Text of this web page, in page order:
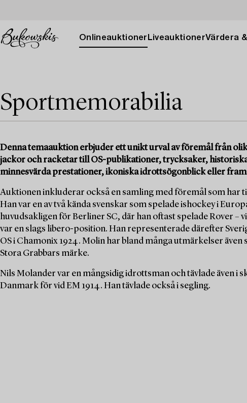
Onlineauktioner LiveauktionerVärdera
Sportmemorabilia
Denna temaauktion erbjuder ett unikt urval av föremål från
jackor och racketar till OS-publikationer, trycksaker,
minnesvärda prestationer, ikoniska idrottsögonblick eller
Auktionen inkluderar också en samling med föremål som har
Han var en av två kända svenskar som spelade ishockey i
huvudsakligen för Berliner SC, där han oftast spelade Rover –
var en slags libero-position. Han representerade därefter
OS i Chamonix 1924. Molin har bland många utmärkelser
Stora Grabbars märke.
Nils Molander var en mångsidig idrottsman och tävlade även i
Danmark för vid EM 1914. Han tävlade också i segling.